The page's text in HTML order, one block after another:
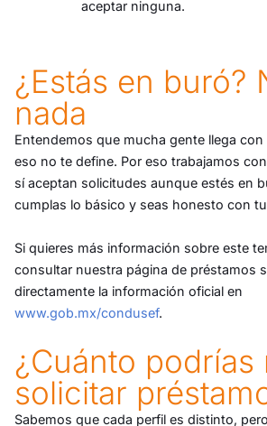
aceptar ninguna.
¿Estás en buró?
nada
Entendemos que mucha gente llega
eso no te define. Por eso trabajamos
sí aceptan solicitudes aunque estés en
cumplas lo básico y seas honesto con
Si quieres más información sobre este
consultar nuestra página de préstamos
directamente la información oficial en
www.gob.mx/condusef.
¿Cuánto podrías
solicitar
Sabemos que cada perfil es distinto,